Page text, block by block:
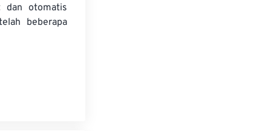
dan otomatis
beberapa